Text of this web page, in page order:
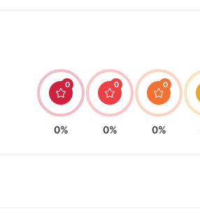
0
0%
0
0%
0
0%